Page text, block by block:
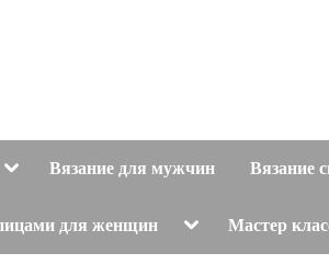
ToggleВязание для мужчин Вязание
для женщин Toggle
menu
Мастер